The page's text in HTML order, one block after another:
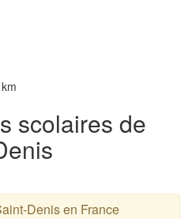
scolaires de
Denis en France